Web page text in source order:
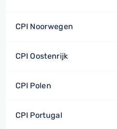
CPI Noorwegen
CPI Oostenrijk
CPI Polen
CPI Portugal